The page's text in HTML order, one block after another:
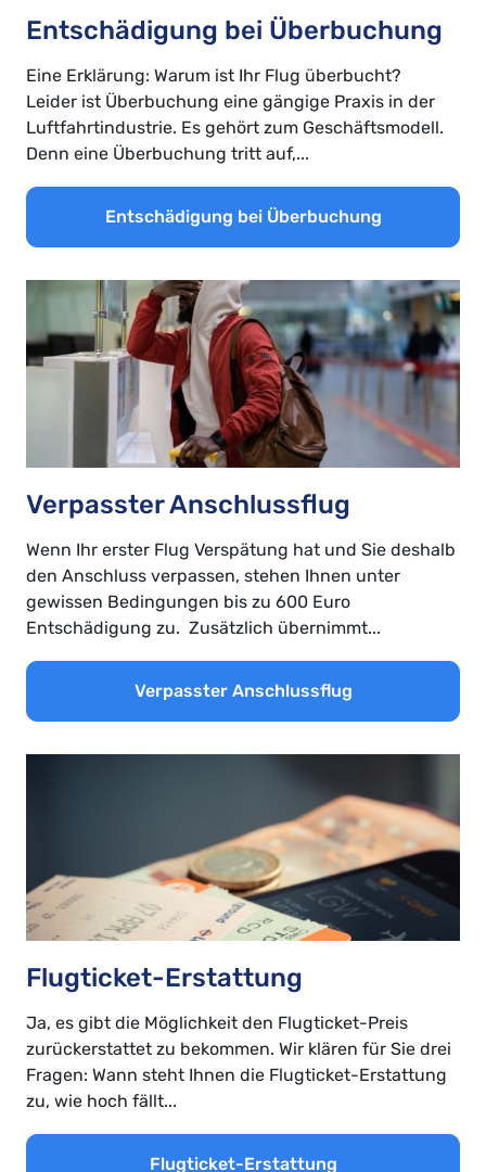
Entschädigung bei Überbuchung
Eine Erklärung: Warum ist Ihr Flug überbucht?
Leider ist Überbuchung eine gängige Praxis in der
Luftfahrtindustrie. Es gehört zum Geschäftsmodell.
Denn eine Überbuchung tritt auf,...
Entschädigung bei Überbuchung
Verpasster Anschlussflug
Wenn Ihr erster Flug Verspätung hat und Sie deshalb
den Anschluss verpassen, stehen Ihnen unter
gewissen Bedingungen bis zu 600 Euro
Entschädigung zu. Zusätzlich übernimmt...
Verpasster Anschlussflug
Flugticket-Erstattung
Ja, es gibt die Möglichkeit den Flugticket-Preis
zurückerstattet zu bekommen. Wir klären für Sie drei
Fragen: Wann steht Ihnen die Flugticket-Erstattung
zu, wie hoch fällt...
Flugticket-Erstattung